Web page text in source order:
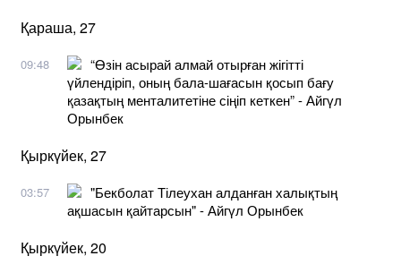
Қараша, 27
09:48
“Өзін асырай алмай отырған жігітті
үйлендіріп, оның бала-шағасын қосып бағу
қазақтың менталитетіне сіңіп кеткен” - Айгүл
Орынбек
Қыркүйек, 27
03:57
"Бекболат Тілеухан алданған халықтың
ақшасын қайтарсын" - Айгүл Орынбек
Қыркүйек, 20